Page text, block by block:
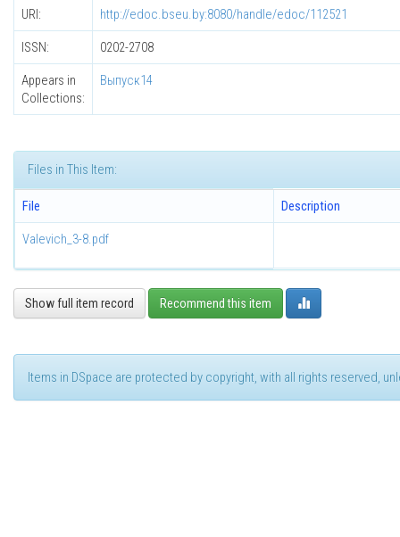
URI: http://edoc.bseu.by:8080/handle/edoc/112521
ISSN: 0202-2708
Appears in
Collections:
Выпуск14
Files in This Item:
File Description
Valevich_3-8.pdf
Show full item record Recommend this item
Items in DSpace are protected by copyright, with all rights reserved,